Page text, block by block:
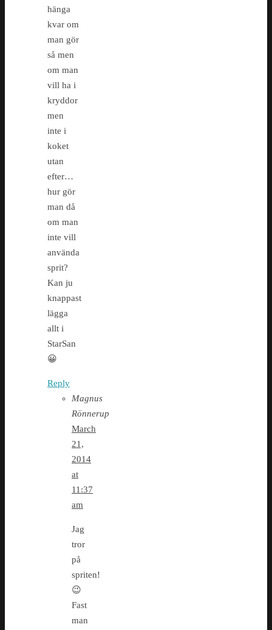
hänga
kvar om
man gör
så men
om man
vill ha i
kryddor
men
inte i
koket
utan
efter…
hur gör
man då
om man
inte vill
använda
sprit?
Kan ju
knappast
lägga
allt i
StarSan
😀
Reply
Magnus
Rönnerup
March
21,
2014
at
11:37
am
Jag
tror
på
spriten!
😉
Fast
man